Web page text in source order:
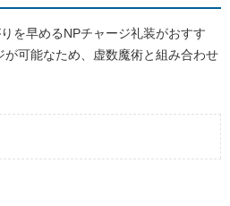
を早めるNPチャージ礼装がおすす
可能なため、虚数魔術と組み合わせ